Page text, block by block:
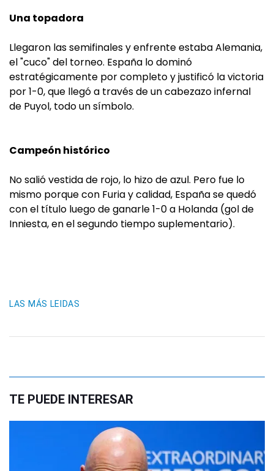
Una topadora
Llegaron las semifinales y enfrente estaba Alemania,
el "cuco" del torneo. España lo dominó
estratégicamente por completo y justificó la victoria
por 1-0, que llegó a través de un cabezazo infernal
de Puyol, todo un símbolo.
Campeón histórico
No salió vestida de rojo, lo hizo de azul. Pero fue lo
mismo porque con Furia y calidad, España se quedó
con el título luego de ganarle 1-0 a Holanda (gol de
Inniesta, en el segundo tiempo suplementario).
LAS MÁS LEIDAS
TE PUEDE INTERESAR